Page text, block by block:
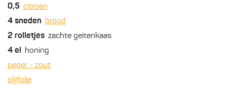
0,5 citroen
4 sneden brood
2 rolletjes zachte geitenkaas
4 el honing
peper - zout
olijfolie